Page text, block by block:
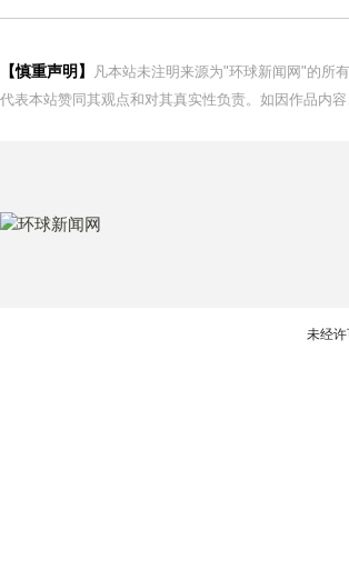
【慎重声明】
凡本站未注明来源为"环球新闻网"的所
代表本站赞同其观点和对其真实性负责。如因作品内
未经